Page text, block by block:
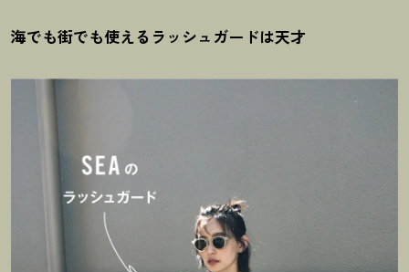
海でも街でも使えるラッシュガードは天才